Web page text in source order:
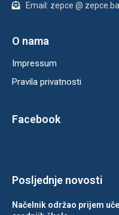
Email: zepce @ zepce.ba
O nama
Impressum
Pravila privatnosti
Facebook
Posljednje novosti
Načelnik održao prijem